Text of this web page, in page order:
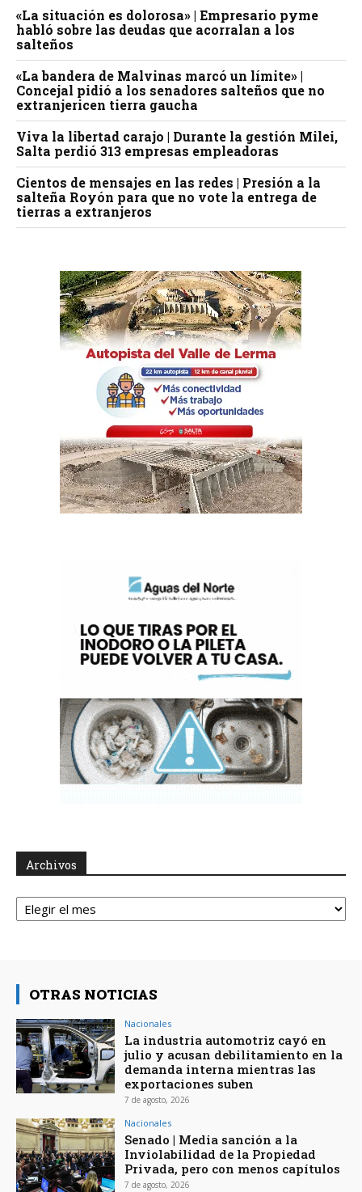
«La situación es dolorosa» | Empresario pyme
habló sobre las deudas que acorralan a los
salteños
«La bandera de Malvinas marcó un límite» |
Concejal pidió a los senadores salteños que no
extranjericen tierra gaucha
Viva la libertad carajo | Durante la gestión Milei,
Salta perdió 313 empresas empleadoras
Cientos de mensajes en las redes | Presión a la
salteña Royón para que no vote la entrega de
tierras a extranjeros
Archivos
Archivos
OTRAS NOTICIAS
Nacionales
La industria automotriz cayó en
julio y acusan debilitamiento en la
demanda interna mientras las
exportaciones suben
7 de agosto, 2026
Nacionales
Senado | Media sanción a la
Inviolabilidad de la Propiedad
Privada, pero con menos capítulos
7 de agosto, 2026